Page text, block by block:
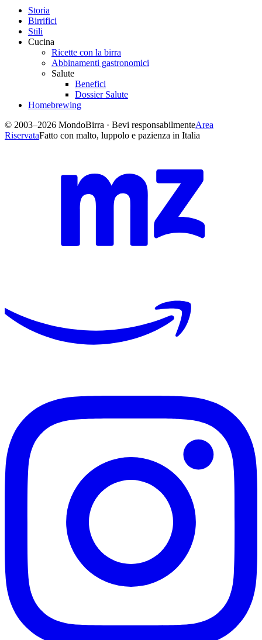
Storia
Birrifici
Stili
Cucina
Ricette con la birra
Abbinamenti gastronomici
Salute
Benefici
Dossier Salute
Homebrewing
© 2003–2026 MondoBirra · Bevi responsabilmenteArea
RiservataFatto con malto, luppolo e pazienza in Italia